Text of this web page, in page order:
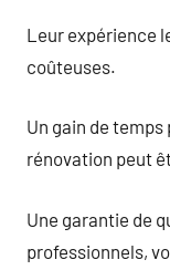
Leur expérience
coûteuses.
Un gain de
rénovation peut
Une garantie de
professionnels,